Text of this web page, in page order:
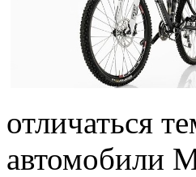
отличаться
автомобили